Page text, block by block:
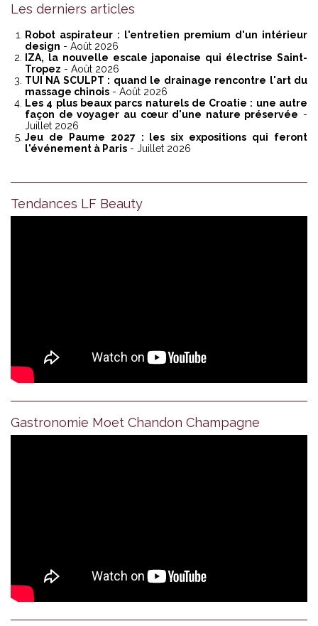
Les derniers articles
Robot aspirateur : l'entretien premium d'un intérieur
design - Août 2026
IZA, la nouvelle escale japonaise qui électrise Saint-
Tropez - Août 2026
TUI NA SCULPT : quand le drainage rencontre l'art du
massage chinois - Août 2026
Les 4 plus beaux parcs naturels de Croatie : une autre
façon de voyager au cœur d'une nature préservée -
Juillet 2026
Jeu de Paume 2027 : les six expositions qui feront
l'événement à Paris - Juillet 2026
Tendances LF Beauty
Gastronomie Moet Chandon Champagne